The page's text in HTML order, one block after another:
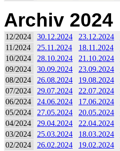
Archiv 2024
12/2024 30.12.2024 23.12.2024
11/2024
25.11.2024 18.11.2024
10/2024
28.10.2024 21.10.2024
09/2024
30.09.2024 23.09.2024
08/2024
26.08.2024 19.08.2024
07/2024
29.07.2024 22.07.2024
06/2024
24.06.2024 17.06.2024
05/2024
27.05.2024 20.05.2024
04/2024
29.04.2024 22.04.2024
03/2024
25.03.2024 18.03.2024
02/2024
26.02.2024 19.02.2024